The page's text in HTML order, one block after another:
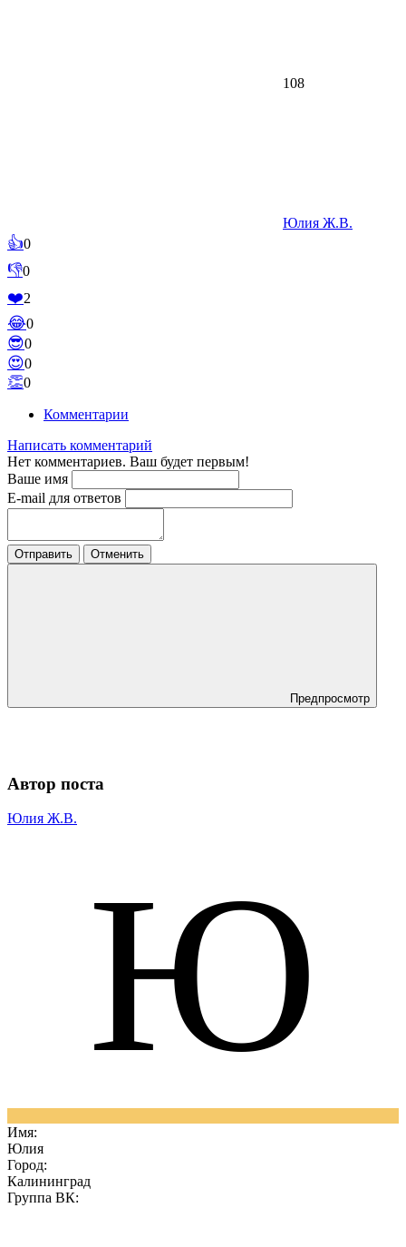
108
Юлия Ж.В.
👍0
👎0
❤️2
😂0
😎0
😍0
👏0
Комментарии
Написать комментарий
Нет комментариев. Ваш будет первым!
Ваше имя
E-mail для ответов
Отправить Отменить
Предпросмотр
Автор поста
Юлия Ж.В.
Ю
Имя:
Юлия
Город:
Калининград
Группа ВК: